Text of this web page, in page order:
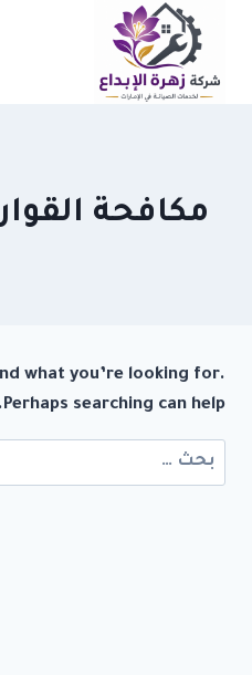
التجاوز
المحتوى
مكافحة
what you’re looking for.
Perhaps searching can help.
البحث
عن: